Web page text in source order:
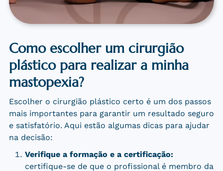
Como escolher um cirurgião
plástico para realizar a minha
mastopexia?
Escolher o cirurgião plástico certo é um dos passos
mais importantes para garantir um resultado seguro
e satisfatório. Aqui estão algumas dicas para ajudar
na decisão:
Verifique a formação e a certificação:
certifique-se de que o profissional é membro da